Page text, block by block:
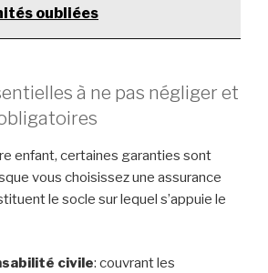
oubliées
à ne pas négliger et
enfant, certaines garanties sont
vous choisissez une assurance
le socle sur lequel s’appuie le
civile: couvrant les